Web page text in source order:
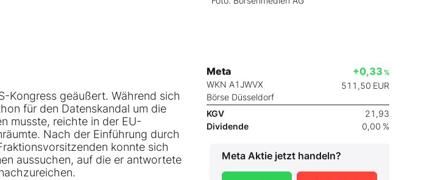
Kongress geäußert. Während sich
für den Datenskandal um die
musste, reichte in der EU-
Nach der Einführung durch
konnte sich
aussuchen, auf die er antwortete
Meta
WKN A1JWVX
Börse Düsseldorf
+0,33 %
511,50 EUR
KGV
21,93
Dividende
0,00 %
Meta Aktie jetzt handeln?